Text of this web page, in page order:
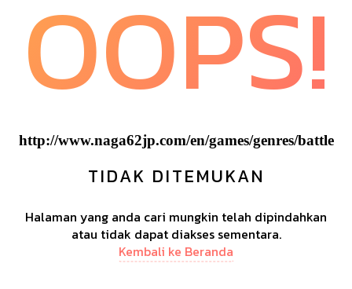
OOPS!
http://www.naga62jp.com/en/games/genres/battle
TIDAK DITEMUKAN
Halaman yang anda cari mungkin telah dipindahkan
atau tidak dapat diakses sementara.
Kembali ke Beranda